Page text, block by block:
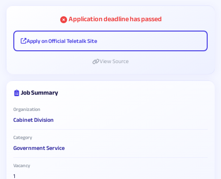
Application deadline has passed
Apply on Official Teletalk Site
View Source
Job Summary
Organization
Cabinet Division
Category
Government Service
Vacancy
1